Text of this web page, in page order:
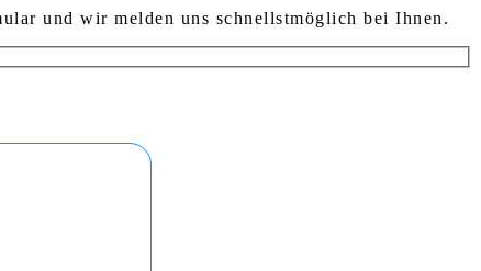
und wir melden uns schnellstmöglich bei Ihnen.